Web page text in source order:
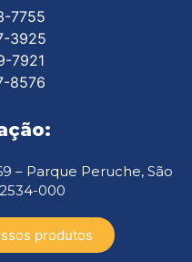
7755
3925
7921
8576
– Parque Peruche, São
000
produtos